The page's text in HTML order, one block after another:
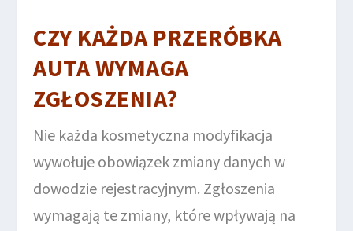
CZY KAŻDA PRZERÓBKA
AUTA WYMAGA
ZGŁOSZENIA?
Nie każda kosmetyczna modyfikacja
wywołuje obowiązek zmiany danych w
dowodzie rejestracyjnym. Zgłoszenia
wymagają te zmiany, które wpływają na